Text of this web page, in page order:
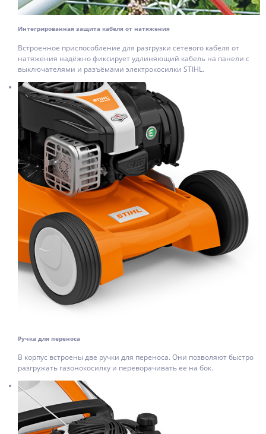
Интегрированная защита кабеля от натяжения
Встроенное приспособление для разгрузки сетевого кабеля от
натяжения надёжно фиксирует удлиняющий кабель на панели с
выключателями и разъёмами электрокосилки STIHL.
Ручка для переноса
В корпус встроены две ручки для переноса. Они позволяют быстро
разгружать газонокосилку и переворачивать ее на бок.